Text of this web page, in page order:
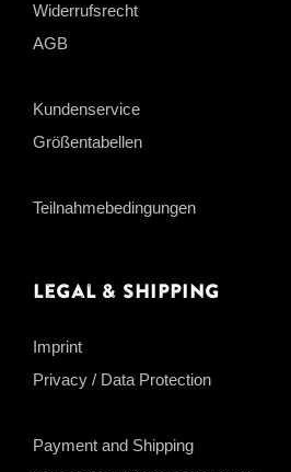
Widerrufsrecht
AGB
Kundenservice
Größentabellen
Teilnahmebedingungen
Legal & Shipping
Imprint
Privacy / Data Protection
Payment and Shipping